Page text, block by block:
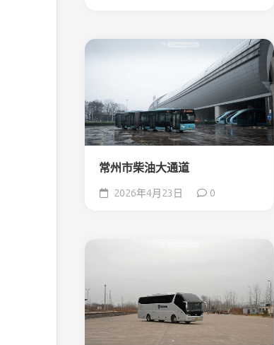
常州市柴油大通道
2026年4月23日 0